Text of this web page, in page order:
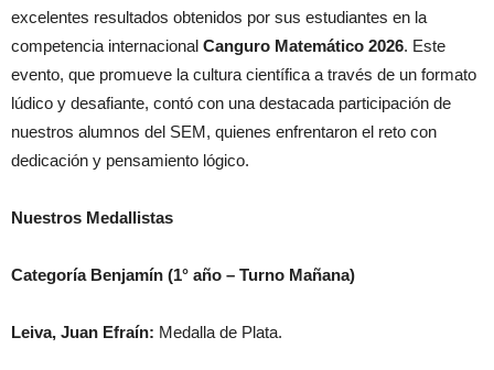
excelentes resultados obtenidos por sus estudiantes en la
competencia internacional Canguro Matemático 2026. Este
evento, que promueve la cultura científica a través de un formato
lúdico y desafiante, contó con una destacada participación de
nuestros alumnos del SEM, quienes enfrentaron el reto con
dedicación y pensamiento lógico.
Nuestros Medallistas
Categoría Benjamín (1° año – Turno Mañana)
Leiva, Juan Efraín: Medalla de Plata.